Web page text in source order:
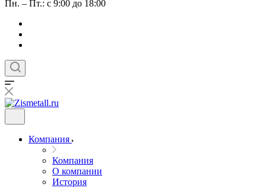
Пн. – Пт.: с 9:00 до 18:00
Компания
Компания
О компании
История